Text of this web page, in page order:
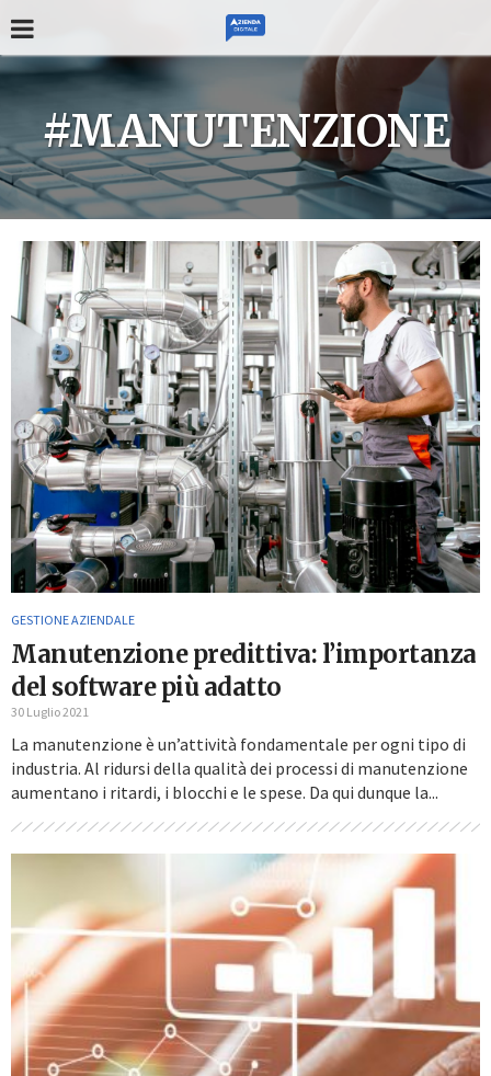
#MANUTENZIONE
GESTIONE AZIENDALE
Manutenzione predittiva: l’importanza
del software più adatto
30 Luglio 2021
La manutenzione è un’attività fondamentale per ogni tipo di
industria. Al ridursi della qualità dei processi di manutenzione
aumentano i ritardi, i blocchi e le spese. Da qui dunque la...